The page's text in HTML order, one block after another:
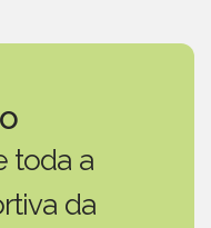
toda a
da